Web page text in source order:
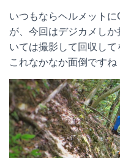
いつもならヘルメット
が、今回はデジカメし
いては撮影して回収して
これなかなか面倒ですね